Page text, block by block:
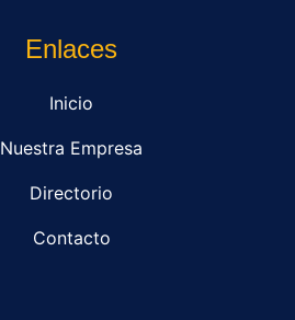
Enlaces
Inicio
Nuestra Empresa
Directorio
Contacto